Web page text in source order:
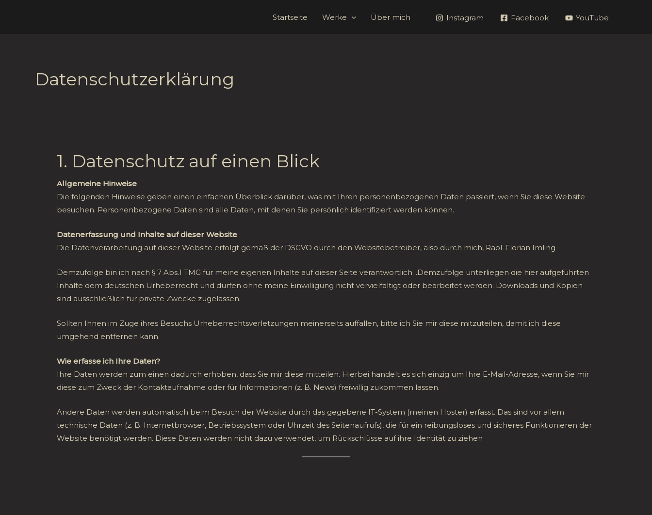
Startseite Werke Über mich Instagram Facebook YouTube
Datenschutzerklärung
1. Datenschutz auf einen Blick
Allgemeine Hinweise
Die folgenden Hinweise geben einen einfachen Überblick darüber, was mit Ihren personenbezogenen Daten passiert, wenn Sie diese Website
besuchen. Personenbezogene Daten sind alle Daten, mit denen Sie persönlich identifiziert werden können.
Datenerfassung und Inhalte auf dieser Website
Die Datenverarbeitung auf dieser Website erfolgt gemäß der DSGVO durch den Websitebetreiber, also durch mich, Raol-Florian Imling
Demzufolge bin ich nach § 7 Abs.1 TMG für meine eigenen Inhalte auf dieser Seite verantwortlich. .Demzufolge unterliegen die hier aufgeführten
Inhalte dem deutschen Urheberrecht und dürfen ohne meine Einwilligung nicht vervielfältigt oder bearbeitet werden. Downloads und Kopien
sind ausschließlich für private Zwecke zugelassen.
Sollten Ihnen im Zuge ihres Besuchs Urheberrechtsverletzungen meinerseits auffallen, bitte ich Sie mir diese mitzuteilen, damit ich diese
umgehend entfernen kann.
Wie erfasse ich Ihre Daten?
Ihre Daten werden zum einen dadurch erhoben, dass Sie mir diese mitteilen. Hierbei handelt es sich einzig um Ihre E-Mail-Adresse, wenn Sie mir
diese zum Zweck der Kontaktaufnahme oder für Informationen (z. B. News) freiwillig zukommen lassen.
Andere Daten werden automatisch beim Besuch der Website durch das gegebene IT-System (meinen Hoster) erfasst. Das sind vor allem
technische Daten (z. B. Internetbrowser, Betriebssystem oder Uhrzeit des Seitenaufrufs), die für ein reibungsloses und sicheres Funktionieren der
Website benötigt werden. Diese Daten werden nicht dazu verwendet, um Rückschlüsse auf ihre Identität zu ziehen